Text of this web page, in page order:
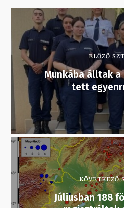
ELŐZŐ
Munkába álltak
tett
KÖVETKEZŐ
Júliusban 188